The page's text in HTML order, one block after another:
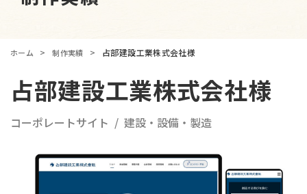
ホーム > 制作実績 > 占部建設工業株式会社様
占部建設工業株式会社様
コーポレートサイト 建設・設備・製造